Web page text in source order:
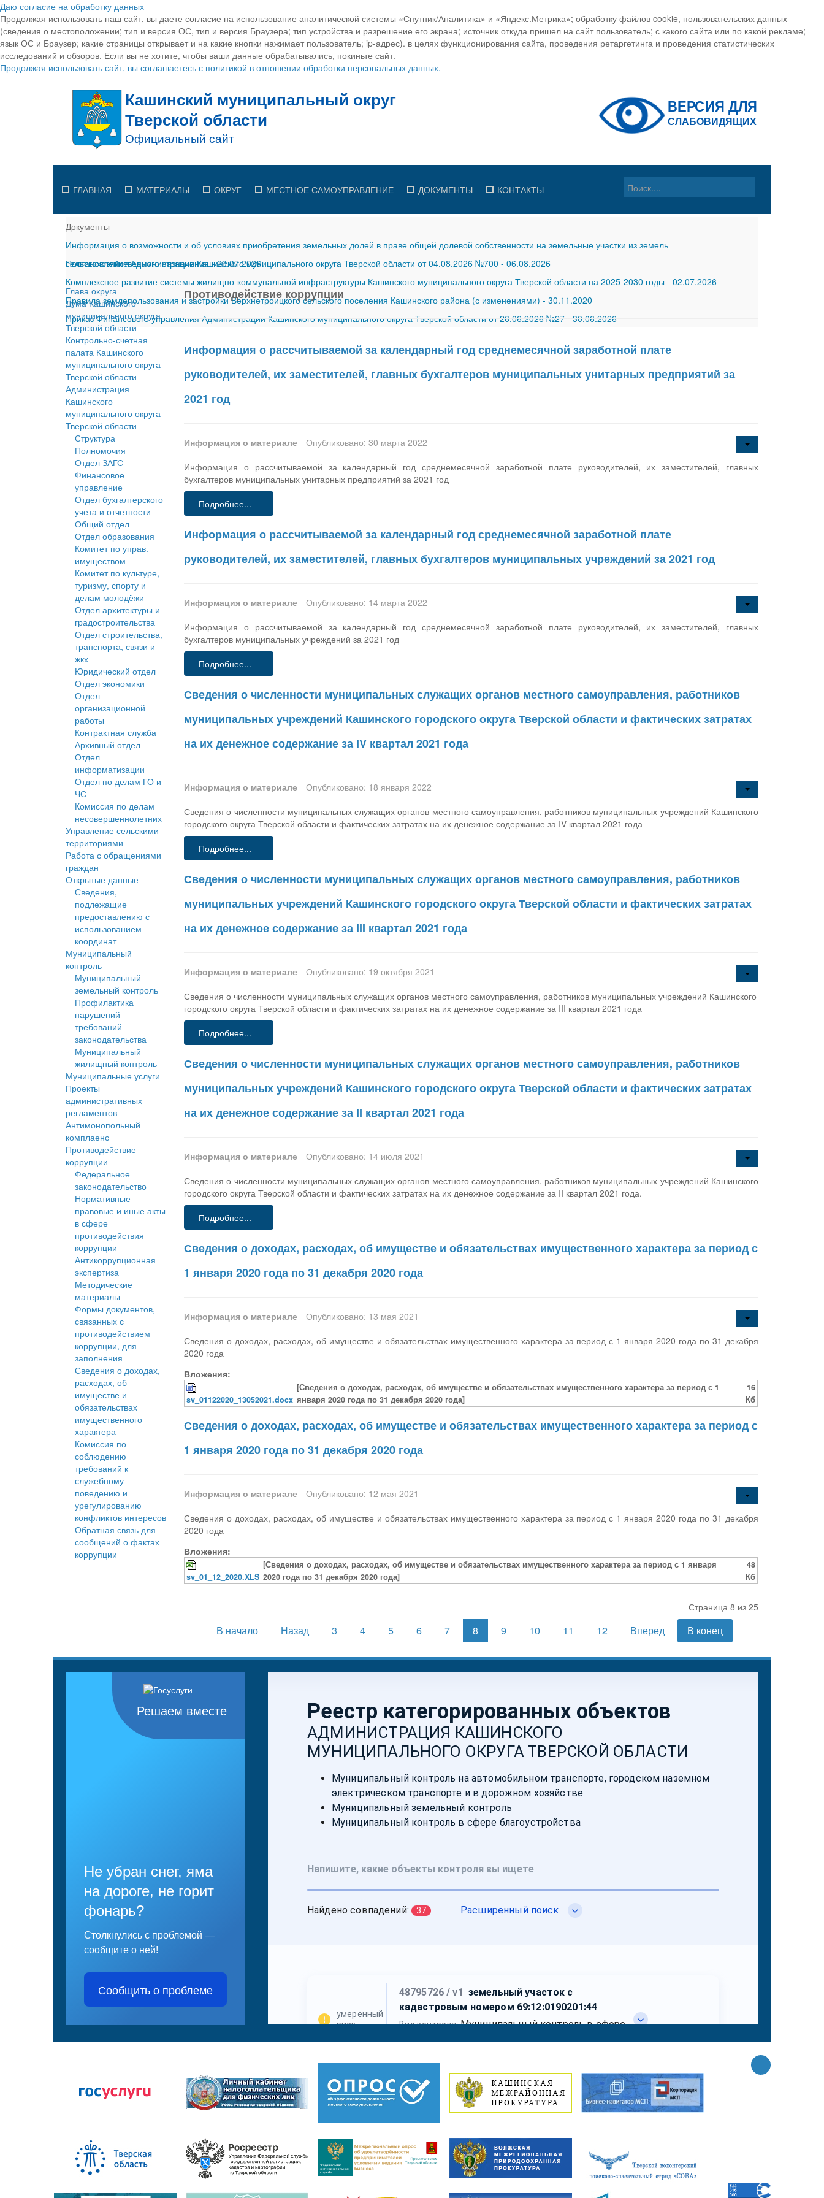
Даю согласие на обработку данных
Продолжая использовать наш сайт, вы даете согласие на использование аналитической системы «Спутник/Аналитика» и «Яндекс.Метрика»; обработку файлов cookie, пользовательских данных
(сведения о местоположении; тип и версия ОС, тип и версия Браузера; тип устройства и разрешение его экрана; источник откуда пришел на сайт пользователь; с какого сайта или по какой рекламе;
язык ОС и Браузер; какие страницы открывает и на какие кнопки нажимает пользователь; ip-адрес). в целях функционирования сайта, проведения ретаргетинга и проведения статистических
исследований и обзоров. Если вы не хотите, чтобы ваши данные обрабатывались, покиньте сайт.
Продолжая использовать сайт, вы соглашаетесь с политикой в отношении обработки персональных данных.
ГЛАВНАЯ МАТЕРИАЛЫ ОКРУГ МЕСТНОЕ САМОУПРАВЛЕНИЕ ДОКУМЕНТЫ КОНТАКТЫ
Документы
Информация о возможности и об условиях приобретения земельных долей в праве общей долевой собственности на земельные участки из земель
сельскохозяйственного назначения-29.07.2026
Постановление Администрации Кашинского муниципального округа Тверской области от 04.08.2026 №700 - 06.08.2026
Комплексное развитие системы жилищно-коммунальной инфраструктуры Кашинского муниципального округа Тверской области на 2025-2030 годы - 02.07.2026
Правила землепользования и застройки Верхнетроицкого сельского поселения Кашинского района (с изменениями) - 30.11.2020
Приказ Финансового управления Администрации Кашинского муниципального округа Тверской области от 26.06.2026 №27 - 30.06.2026
Глава округа
Дума Кашинского
муниципального округа
Тверской области
Контрольно-счетная
палата Кашинского
муниципального округа
Тверской области
Администрация
Кашинского
муниципального округа
Тверской области
Структура
Полномочия
Отдел ЗАГС
Финансовое
управление
Отдел бухгалтерского
учета и отчетности
Общий отдел
Отдел образования
Комитет по управ.
имуществом
Комитет по культуре,
туризму, спорту и
делам молодёжи
Отдел архитектуры и
градостроительства
Отдел строительства,
транспорта, связи и
жкх
Юридический отдел
Отдел экономики
Отдел
организационной
работы
Контрактная служба
Архивный отдел
Отдел
информатизации
Отдел по делам ГО и
ЧС
Комиссия по делам
несовершеннолетних
Управление сельскими
территориями
Работа с обращениями
граждан
Открытые данные
Сведения,
подлежащие
предоставлению с
использованием
координат
Муниципальный
контроль
Муниципальный
земельный контроль
Профилактика
нарушений
требований
законодательства
Муниципальный
жилищный контроль
Муниципальные услуги
Проекты
административных
регламентов
Антимонопольный
комплаенс
Противодействие
коррупции
Федеральное
законодательство
Нормативные
правовые и иные акты
в сфере
противодействия
коррупции
Антикоррупционная
экспертиза
Методические
материалы
Формы документов,
связанных с
противодействием
коррупции, для
заполнения
Сведения о доходах,
расходах, об
имуществе и
обязательствах
имущественного
характера
Комиссия по
соблюдению
требований к
служебному
поведению и
урегулированию
конфликтов интересов
Обратная связь для
сообщений о фактах
коррупции
Противодействие коррупции
Информация о рассчитываемой за календарный год среднемесячной заработной плате
руководителей, их заместителей, главных бухгалтеров муниципальных унитарных предприятий за
2021 год
Информация о материале
Опубликовано: 30 марта 2022
Информация о рассчитываемой за календарный год среднемесячной заработной плате руководителей, их заместителей, главных
бухгалтеров муниципальных унитарных предприятий за 2021 год
Подробнее...
Информация о рассчитываемой за календарный год среднемесячной заработной плате
руководителей, их заместителей, главных бухгалтеров муниципальных учреждений за 2021 год
Информация о материале
Опубликовано: 14 марта 2022
Информация о рассчитываемой за календарный год среднемесячной заработной плате руководителей, их заместителей, главных
бухгалтеров муниципальных учреждений за 2021 год
Подробнее...
Сведения о численности муниципальных служащих органов местного самоуправления, работников
муниципальных учреждений Кашинского городского округа Тверской области и фактических затратах
на их денежное содержание за IV квартал 2021 года
Информация о материале
Опубликовано: 18 января 2022
Сведения о численности муниципальных служащих органов местного самоуправления, работников муниципальных учреждений Кашинского
городского округа Тверской области и фактических затратах на их денежное содержание за IV квартал 2021 года
Подробнее...
Сведения о численности муниципальных служащих органов местного самоуправления, работников
муниципальных учреждений Кашинского городского округа Тверской области и фактических затратах
на их денежное содержание за III квартал 2021 года
Информация о материале
Опубликовано: 19 октября 2021
Сведения о численности муниципальных служащих органов местного самоуправления, работников муниципальных учреждений Кашинского
городского округа Тверской области и фактических затратах на их денежное содержание за III квартал 2021 года
Подробнее...
Сведения о численности муниципальных служащих органов местного самоуправления, работников
муниципальных учреждений Кашинского городского округа Тверской области и фактических затратах
на их денежное содержание за II квартал 2021 года
Информация о материале
Опубликовано: 14 июля 2021
Сведения о численности муниципальных служащих органов местного самоуправления, работников муниципальных учреждений Кашинского
городского округа Тверской области и фактических затратах на их денежное содержание за II квартал 2021 года.
Подробнее...
Сведения о доходах, расходах, об имуществе и обязательствах имущественного характера за период с
1 января 2020 года по 31 декабря 2020 года
Информация о материале
Опубликовано: 13 мая 2021
Сведения о доходах, расходах, об имуществе и обязательствах имущественного характера за период с 1 января 2020 года по 31 декабря
2020 года
Вложения:
sv_01122020_13052021.docx
[Сведения о доходах, расходах, об имуществе и обязательствах имущественного характера за период с 1
января 2020 года по 31 декабря 2020 года]
16
Кб
Сведения о доходах, расходах, об имуществе и обязательствах имущественного характера за период с
1 января 2020 года по 31 декабря 2020 года
Информация о материале
Опубликовано: 12 мая 2021
Сведения о доходах, расходах, об имуществе и обязательствах имущественного характера за период с 1 января 2020 года по 31 декабря
2020 года
Вложения:
sv_01_12_2020.XLS
[Сведения о доходах, расходах, об имуществе и обязательствах имущественного характера за период с 1 января
2020 года по 31 декабря 2020 года]
48
Кб
Страница 8 из 25
В начало Назад 3 4 5 6 7 8 9 10 11 12 Вперед В конец
Решаем вместе
Не убран снег, яма
на дороге, не горит
фонарь?
Столкнулись с проблемой —
сообщите о ней!
Сообщить о проблеме